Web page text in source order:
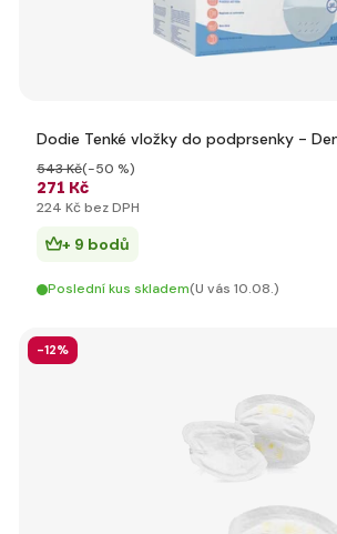
Dodie Tenké vložky do podprsenky -
271 Kč
543 Kč(-50 %)
224 Kč bez DPH
+ 9 bodů
Poslední kus skladem(U vás 10.08.)
-12%